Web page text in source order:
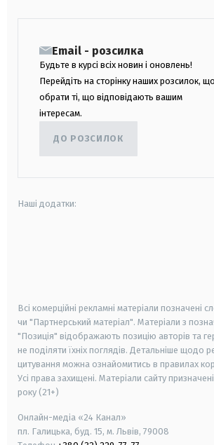
Email - розсилка
Будьте в курсі всіх новин і оновлень!
Перейдіть на сторінку наших розсилок,
обрати ті, що відповідають вашим
інтересам.
ДО РОЗСИЛОК
Наші додатки:
Всі комерційні рекламні матеріали позначені
чи "Партнерський матеріал". Матеріали з
"Позиція" відображають позицію авторів та
не поділяти їхніх поглядів. Детальніше щодо
цитування можна ознайомитись в правилах
Усі права захищені. Матеріали сайту
року (21+)
Онлайн-медіа «24 Канал»
пл. Галицька, буд. 15, м. Львів, 79008